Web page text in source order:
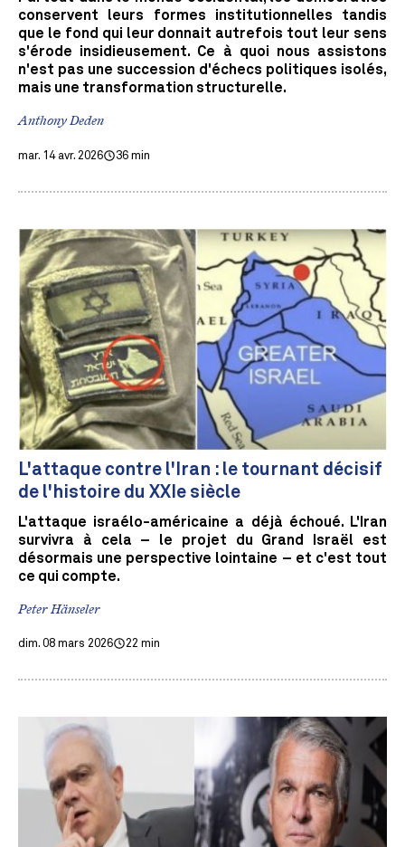
conservent leurs formes institutionnelles tandis
que le fond qui leur donnait autrefois tout leur sens
s'érode insidieusement. Ce à quoi nous assistons
n'est pas une succession d'échecs politiques isolés,
mais une transformation structurelle.
Anthony Deden
mar. 14 avr. 2026 36 min
L'attaque contre l'Iran : le tournant décisif
de l'histoire du XXIe siècle
L'attaque israélo-américaine a déjà échoué. L'Iran
survivra à cela – le projet du Grand Israël est
désormais une perspective lointaine – et c'est tout
ce qui compte.
Peter Hänseler
dim. 08 mars 2026 22 min